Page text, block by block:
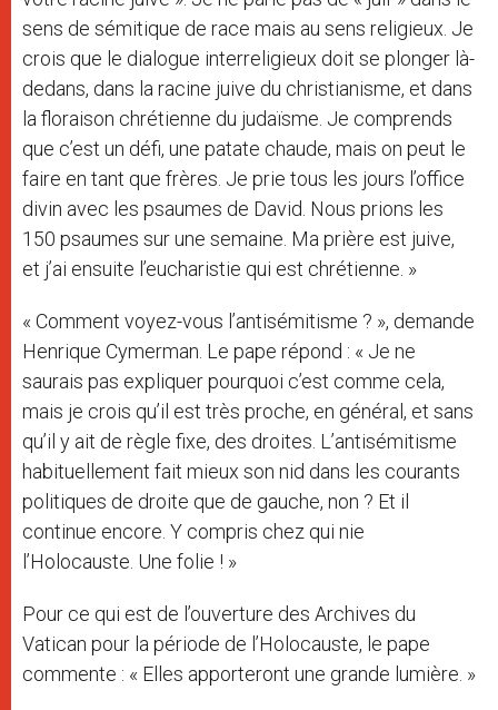
sens de sémitique de race mais au sens religieux. Je
crois que le dialogue interreligieux doit se plonger là-
dedans, dans la racine juive du christianisme, et dans
la floraison chrétienne du judaïsme. Je comprends
que c’est un défi, une patate chaude, mais on peut le
faire en tant que frères. Je prie tous les jours l’office
divin avec les psaumes de David. Nous prions les
150 psaumes sur une semaine. Ma prière est juive,
et j’ai ensuite l’eucharistie qui est chrétienne. »
« Comment voyez-vous l’antisémitisme ? », demande
Henrique Cymerman. Le pape répond : « Je ne
saurais pas expliquer pourquoi c’est comme cela,
mais je crois qu’il est très proche, en général, et sans
qu’il y ait de règle fixe, des droites. L’antisémitisme
habituellement fait mieux son nid dans les courants
politiques de droite que de gauche, non ? Et il
continue encore. Y compris chez qui nie
l’Holocauste. Une folie ! »
Pour ce qui est de l’ouverture des Archives du
Vatican pour la période de l’Holocauste, le pape
commente : « Elles apporteront une grande lumière. »